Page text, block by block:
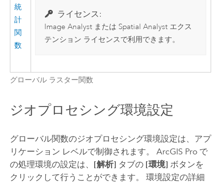
統
計
関
数
ライセンス:
Image Analystまたは Spatial Analystエクス
テンション ライセンスで利用できます。
グローバル ラスター関数
ジオプロセシング環境設定
グローバル関数のジオプロセシング環境設定は、アプ
リケーション レベルで制御されます。 ArcGIS Proで
の処理環境の設定は、 [解析] タブの [環境] ボタンを
クリックして行うことができます。 環境設定の詳細